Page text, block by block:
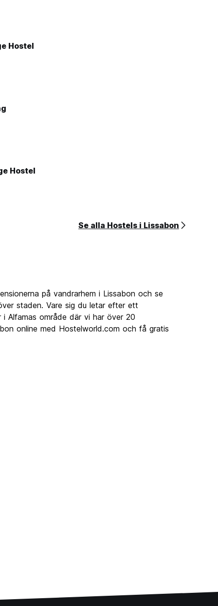
Hostel
Hostel
Se alla Hostels i Lissabon
på vandrarhem i Lissabon och se
staden. Vare sig du letar efter ett
i Alfamas område där vi har över 20
online med Hostelworld.com och få gratis